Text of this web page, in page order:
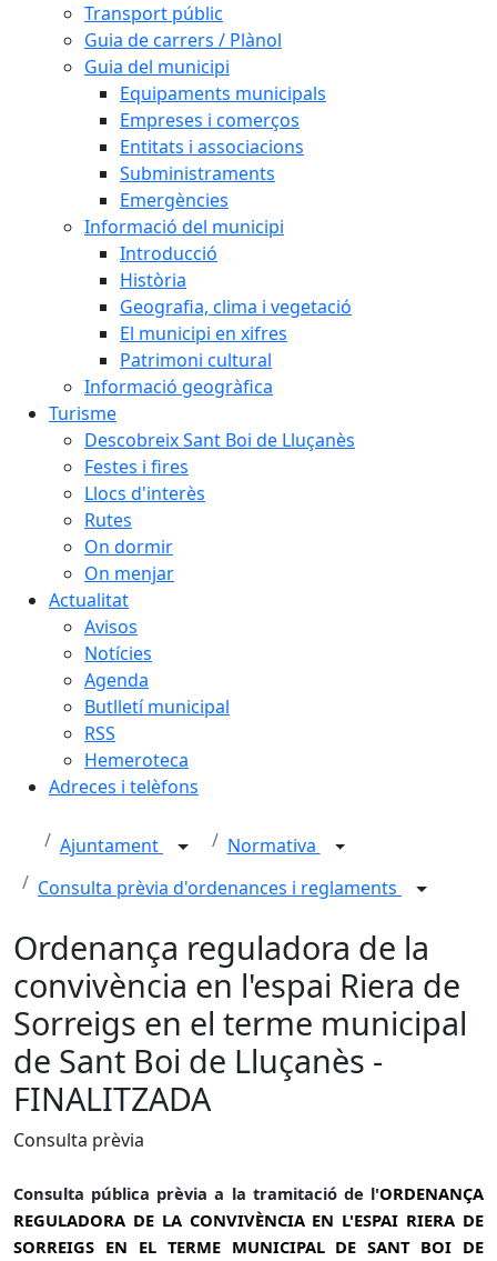
Transport públic
Guia de carrers / Plànol
Guia del municipi
Equipaments municipals
Empreses i comerços
Entitats i associacions
Subministraments
Emergències
Informació del municipi
Introducció
Història
Geografia, clima i vegetació
El municipi en xifres
Patrimoni cultural
Informació geogràfica
Turisme
Descobreix Sant Boi de Lluçanès
Festes i fires
Llocs d'interès
Rutes
On dormir
On menjar
Actualitat
Avisos
Notícies
Agenda
Butlletí municipal
RSS
Hemeroteca
Adreces i telèfons
Ajuntament
Normativa
Consulta prèvia d'ordenances i reglaments
Ordenança reguladora de la
convivència en l'espai Riera de
Sorreigs en el terme municipal
de Sant Boi de Lluçanès -
FINALITZADA
Consulta prèvia
Consulta pública prèvia a la tramitació de l'ORDENANÇA
REGULADORA DE LA CONVIVÈNCIA EN L'ESPAI RIERA DE
SORREIGS EN EL TERME MUNICIPAL DE SANT BOI DE